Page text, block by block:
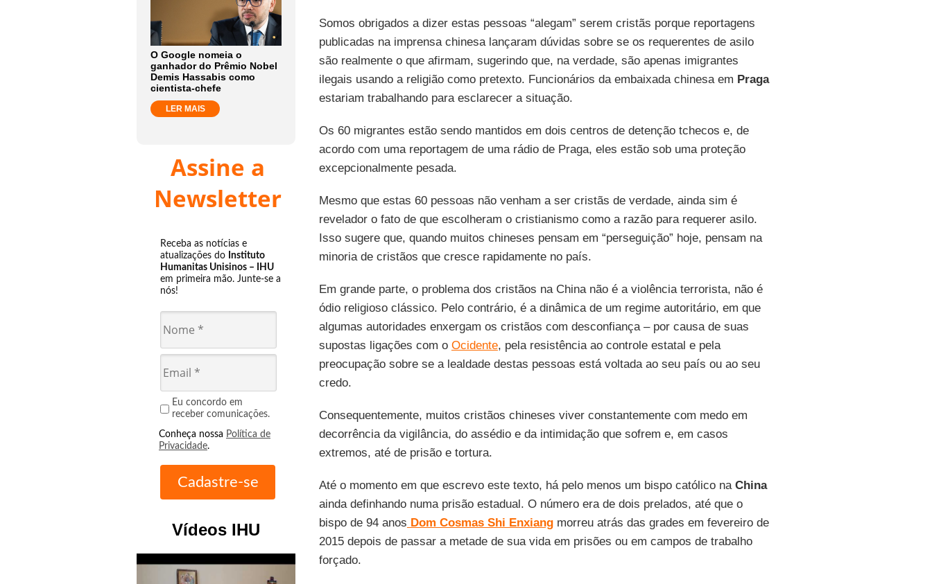
O Google nomeia o
ganhador do Prêmio Nobel
Demis Hassabis como
cientista-chefe
LER MAIS
Assine a
Newsletter
Receba as notícias e
atualizações do Instituto
Humanitas Unisinos – IHU
em primeira mão. Junte-se a
nós!
Eu concordo em
receber comunicações.
Conheça nossa Política de
Privacidade.
Vídeos IHU
Somos obrigados a dizer estas pessoas “alegam” serem cristãs porque reportagens
publicadas na imprensa chinesa lançaram dúvidas sobre se os requerentes de asilo
são realmente o que afirmam, sugerindo que, na verdade, são apenas imigrantes
ilegais usando a religião como pretexto. Funcionários da embaixada chinesa em Praga
estariam trabalhando para esclarecer a situação.
Os 60 migrantes estão sendo mantidos em dois centros de detenção tchecos e, de
acordo com uma reportagem de uma rádio de Praga, eles estão sob uma proteção
excepcionalmente pesada.
Mesmo que estas 60 pessoas não venham a ser cristãs de verdade, ainda sim é
revelador o fato de que escolheram o cristianismo como a razão para requerer asilo.
Isso sugere que, quando muitos chineses pensam em “perseguição” hoje, pensam na
minoria de cristãos que cresce rapidamente no país.
Em grande parte, o problema dos cristãos na China não é a violência terrorista, não é
ódio religioso clássico. Pelo contrário, é a dinâmica de um regime autoritário, em que
algumas autoridades enxergam os cristãos com desconfiança – por causa de suas
supostas ligações com o Ocidente, pela resistência ao controle estatal e pela
preocupação sobre se a lealdade destas pessoas está voltada ao seu país ou ao seu
credo.
Consequentemente, muitos cristãos chineses viver constantemente com medo em
decorrência da vigilância, do assédio e da intimidação que sofrem e, em casos
extremos, até de prisão e tortura.
Até o momento em que escrevo este texto, há pelo menos um bispo católico na China
ainda definhando numa prisão estadual. O número era de dois prelados, até que o
bispo de 94 anos Dom Cosmas Shi Enxiangmorreu atrás das grades em fevereiro de
2015 depois de passar a metade de sua vida em prisões ou em campos de trabalho
forçado.